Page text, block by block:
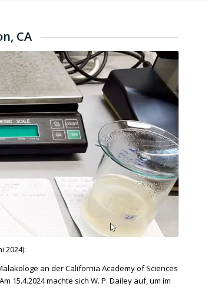
CA
2024):
an der California Academy of Sciences
machte sich W. P. Dailey auf, um im